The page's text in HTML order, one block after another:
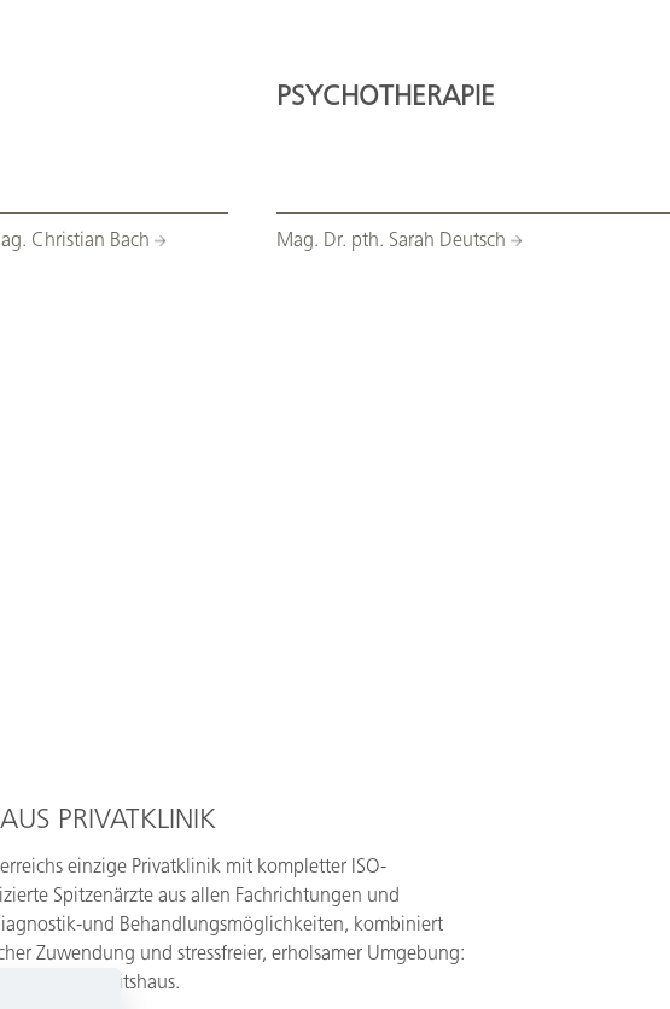
Christian Bach
PSYCHOTHERAPIE
Mag. Dr. pth. Sarah Deutsch
PRIVATKLINIK
einzige Privatklinik mit kompletter ISO-
Spitzenärzte aus allen Fachrichtungen und
und Behandlungsmöglichkeiten, kombiniert
Zuwendung und stressfreier, erholsamer Umgebung:
Gesundheitshaus.